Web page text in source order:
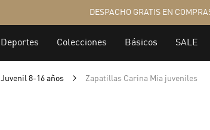
Juvenil 8-16 años Zapatillas Carina Mia juveniles